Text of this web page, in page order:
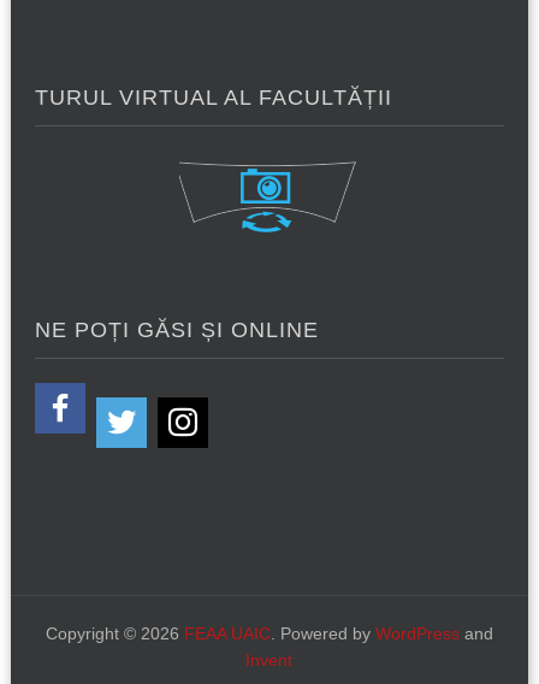
TURUL VIRTUAL AL FACULTĂȚII
NE POȚI GĂSI ȘI ONLINE
Copyright © 2026 FEAA UAIC. Powered by WordPressand
Invent